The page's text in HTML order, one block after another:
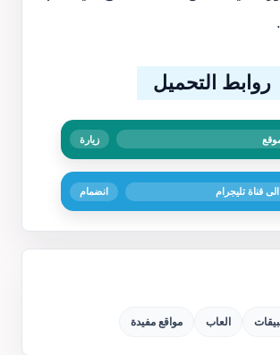
العاب مواقع مفيدة
روابط التحميل
زيارة
قناة تليجرام انضمام